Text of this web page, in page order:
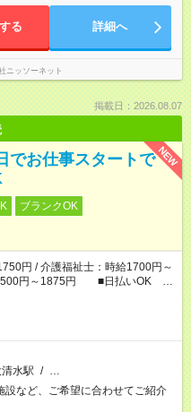
る 詳細へ
ニッソーネット
掲載日：2026.08.07
NEW
でお仕事スタートで
ブランクOK
円 / 介護福祉士：時給1700円～
1500円～1875円 ■日払いOK ■
円×8h）
清水駅 / …
など、ご希望に合わせてご紹介